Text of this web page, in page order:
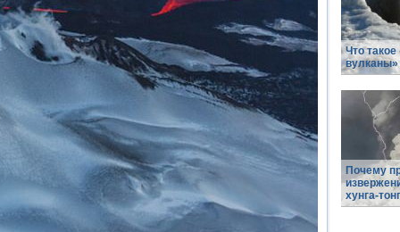
Что
вулканы»
Почему
хунга-